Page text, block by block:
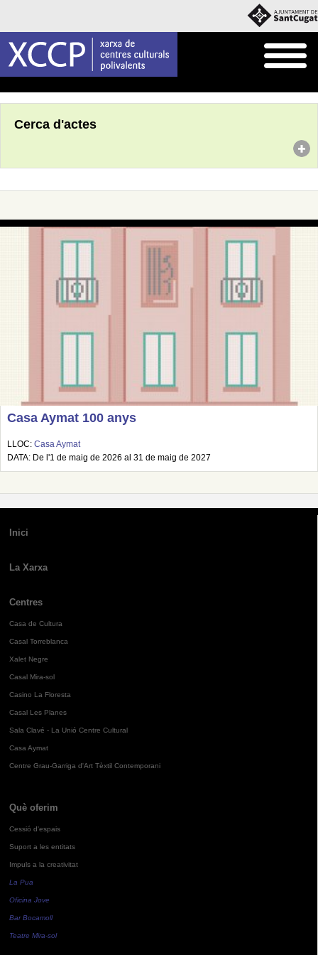
Cerca d'actes
Casa Aymat 100 anys
LLOC: Casa Aymat
DATA: De l'1 de maig de 2026 al 31 de maig de 2027
Inici
La Xarxa
Centres
Casa de Cultura
Casal Torreblanca
Xalet Negre
Casal Mira-sol
Casino La Floresta
Casal Les Planes
Sala Clavé - La Unió Centre Cultural
Casa Aymat
Centre Grau-Garriga d'Art Tèxtil Contemporani
Què oferim
Cessió d'espais
Suport a les entitats
Impuls a la creativitat
La Pua
Oficina Jove
Bar Bocamoll
Teatre Mira-sol